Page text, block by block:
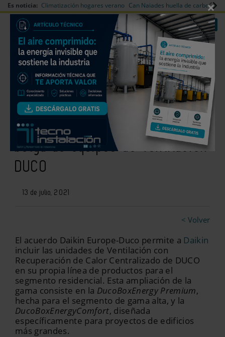
Es noticia: Climatización hogares verano Can Naiades huella de carbono
Redes Sociales Es noticia Login empresas Registro
Daikin llega a un acuerdo
comercial con el fabricante
belga de equipos de ventilación
DUCO
13 de julio, 2021
< Volver
El acuerdo Daikin Europe-Duco permite a Daikin
incluir las unidades de Ventilación con
Recuperación de Calor Centralizado de DUCO
en su propia línea de productos para el
segmento residencial. Esta ampliación de la
gama consiste en la DucoBoxEnergy Premium,
hecha para el segmento de gama alta, y la
DucoBoxEnergyComfort, diseñada
específicamente para proyectos de edificios
más grandes.
×